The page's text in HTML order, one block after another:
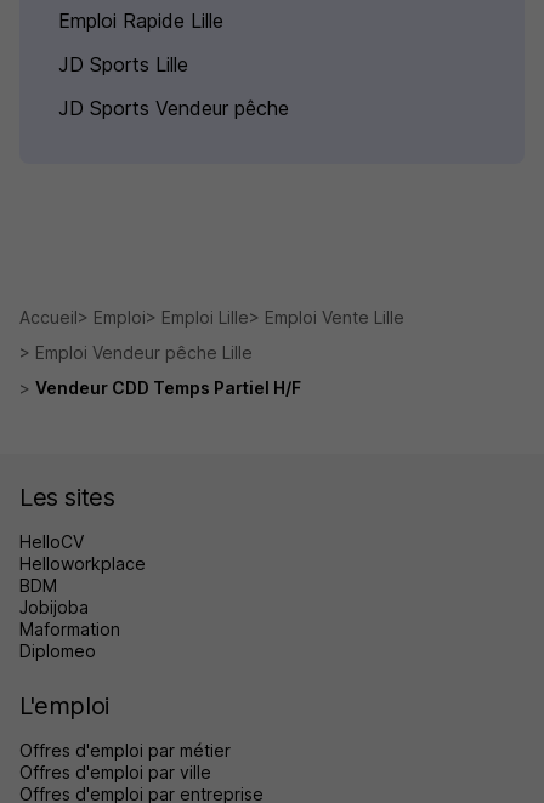
Emploi Rapide Lille
JD Sports Lille
JD Sports Vendeur pêche
Accueil Emploi Emploi Lille
Emploi Vente Lille
Emploi Vendeur pêche Lille
Vendeur CDD Temps Partiel H/F
Les sites
HelloCV
Helloworkplace
BDM
Jobijoba
Maformation
Diplomeo
L'emploi
Offres d'emploi par métier
Offres d'emploi par ville
Offres d'emploi par entreprise